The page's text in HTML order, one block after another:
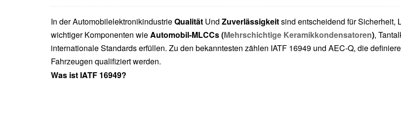
In der AutomobilelektronikindustrieQualität UndZuverlässigkeitsind entscheidend für Sicherheit,
wichtiger Komponenten wieAutomobil-MLCCs (Mehrschichtige Keramikkondensatoren),
internationale Standards erfüllen. Zu den bekanntesten zählen IATF 16949 und AEC-Q, die
Fahrzeugen qualifiziert werden.
Was ist IATF 16949?